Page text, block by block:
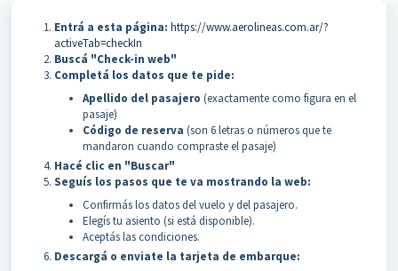
Entrá a esta página: https://www.aerolineas.com.ar/?
activeTab=checkIn
Buscá "Check-in web"
Completá los datos que te pide:
Apellido del pasajero (exactamente como figura en el
pasaje)
Código de reserva (son 6 letras o números que te
mandaron cuando compraste el pasaje)
Hacé clic en "Buscar"
Seguís los pasos que te va mostrando la web:
Confirmás los datos del vuelo y del pasajero.
Elegís tu asiento (si está disponible).
Aceptás las condiciones.
Descargá o enviate la tarjeta de embarque: